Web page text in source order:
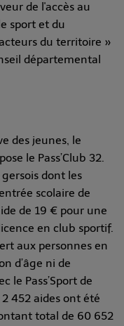
de l'accès au
sport et du
du territoire »
départemental
des jeunes, le
le Pass’Club 32.
dont les
scolaire de
de 19 € pour une
en club sportif.
aux personnes en
d’âge ni de
le Pass’Sport de
2 452 aides ont été
total de 60 652